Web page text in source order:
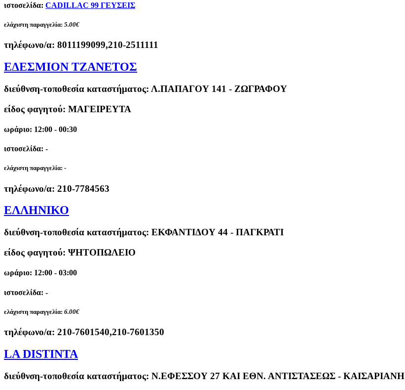
ιστοσελίδα: CADILLAC 99 ΓΕΥΣΕΙΣ
ελάχιστη παραγγελία: 5.00€
τηλέφωνο/α: 8011199099,210-2511111
ΕΔΕΣΜΙΟΝ ΤΖΑΝΕΤΟΣ
διεύθνση-τοποθεσία καταστήματος: Λ.ΠΑΠΑΓΟΥ 141 - ΖΩΓΡΑΦΟΥ
είδος φαγητού: ΜΑΓΕΙΡΕΥΤΑ
ωράριο: 12:00 - 00:30
ιστοσελίδα: -
ελάχιστη παραγγελία: -
τηλέφωνο/α: 210-7784563
ΕΛΛΗΝΙΚΟ
διεύθνση-τοποθεσία καταστήματος: ΕΚΦΑΝΤΙΔΟΥ 44 - ΠΑΓΚΡΑΤΙ
είδος φαγητού: ΨΗΤΟΠΩΛΕΙΟ
ωράριο: 12:00 - 03:00
ιστοσελίδα: -
ελάχιστη παραγγελία: 6.00€
τηλέφωνο/α: 210-7601540,210-7601350
LA DISTINTA
διεύθνση-τοποθεσία καταστήματος: Ν.ΕΦΕΣΣΟΥ 27 ΚΑΙ ΕΘΝ. ΑΝΤΙΣΤΑΣΕΩΣ - ΚΑΙΣΑΡΙΑΝΗ